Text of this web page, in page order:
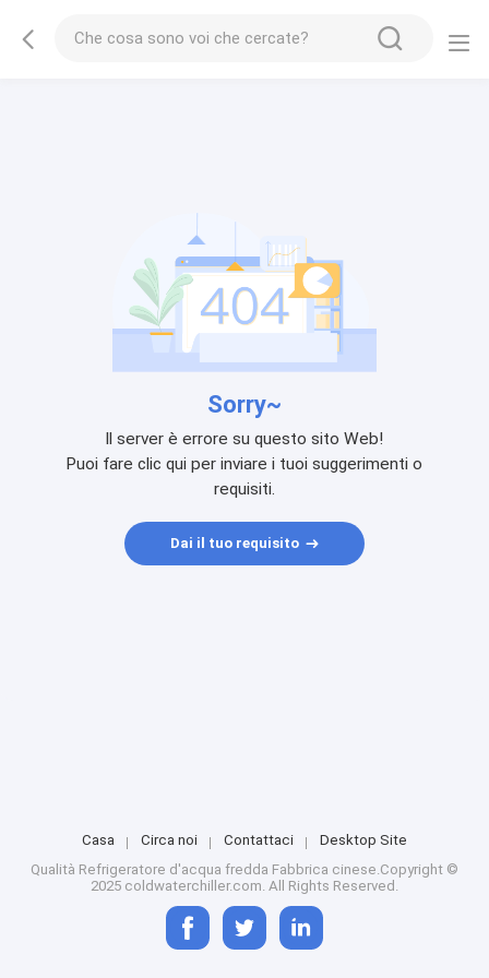
Sorry~
Il server è errore su questo sito Web!
Puoi fare clic qui per inviare i tuoi suggerimenti o
requisiti.
Dai il tuo requisito
Casa Circa noi Contattaci
Desktop Site
Qualità Refrigeratore d'acqua fredda Fabbrica cinese.Copyright ©
2025 coldwaterchiller.com. All Rights Reserved.